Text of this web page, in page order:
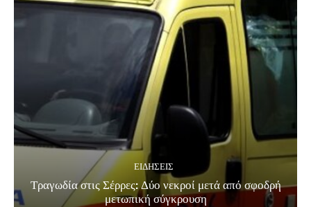
ΕΙΔΗΣΕΙΣ
Τραγωδία στις Σέρρες: Δύο νεκροί μετά από σφοδρή
μετωπική σύγκρουση